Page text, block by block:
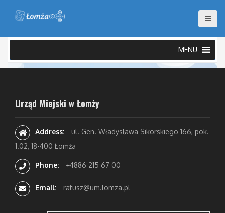
p
c
MENU
Urząd Miejski w Łomży
Address:
ul. Gen. Władysława Sikorskiego 166, pok.
1.02, 18-400 Łomża
Phone: +4886 215 67 00
Email: ratusz@um.lomza.pl